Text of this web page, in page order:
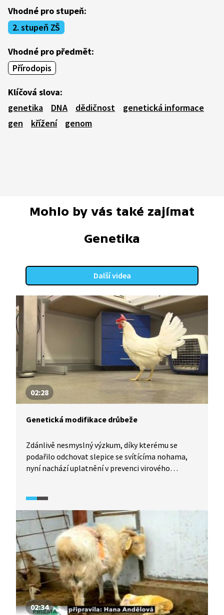
Vhodné pro stupeň:
2. stupeň ZŠ
Vhodné pro předmět:
Přírodopis
Klíčová slova:
genetika
DNA dědičnost
genetická informace
gen
křížení genom
Mohlo by vás také zajímat
Genetika
Další videa
02:28
Genetická modifikace drůbeže
Zdánlivě nesmyslný výzkum, díky kterému se
podařilo odchovat slepice se svítícíma nohama,
nyní nachází uplatnění v prevenci virového
vede k rezistenci kmene vůči ptačí leukóze. V EU
zatím není možné geneticky modifikované
organismy konzumovat, své místo ale možná již
brzy slepice naleznou např. ve Vietnamu či Číně.
02:34